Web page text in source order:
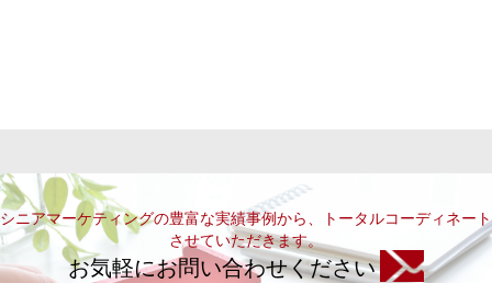
シニアマーケティングの豊富な実績事例から、トータルコーディネート
させていただきます。
お気軽にお問い合わせください